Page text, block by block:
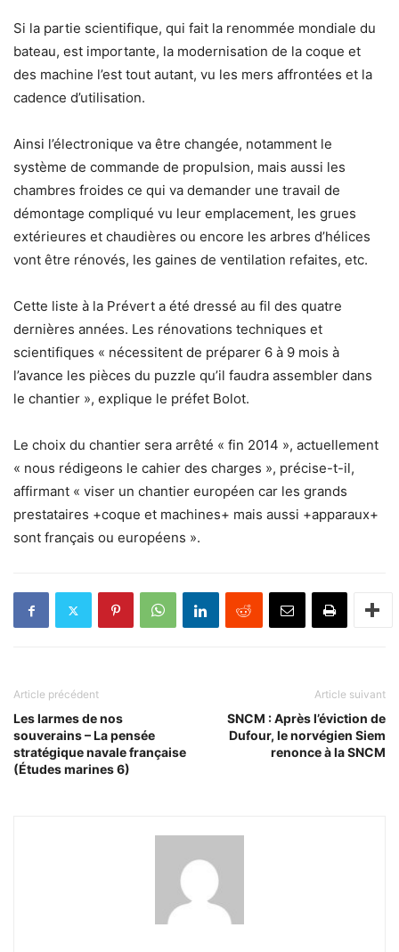
Si la partie scientifique, qui fait la renommée mondiale du
bateau, est importante, la modernisation de la coque et
des machine l’est tout autant, vu les mers affrontées et la
cadence d’utilisation.
Ainsi l’électronique va être changée, notamment le
système de commande de propulsion, mais aussi les
chambres froides ce qui va demander une travail de
démontage compliqué vu leur emplacement, les grues
extérieures et chaudières ou encore les arbres d’hélices
vont être rénovés, les gaines de ventilation refaites, etc.
Cette liste à la Prévert a été dressé au fil des quatre
dernières années. Les rénovations techniques et
scientifiques « nécessitent de préparer 6 à 9 mois à
l’avance les pièces du puzzle qu’il faudra assembler dans
le chantier », explique le préfet Bolot.
Le choix du chantier sera arrêté « fin 2014 », actuellement
« nous rédigeons le cahier des charges », précise-t-il,
affirmant « viser un chantier européen car les grands
prestataires +coque et machines+ mais aussi +apparaux+
sont français ou européens ».
Article précédent
Les larmes de nos
souverains – La pensée
stratégique navale française
(Études marines 6)
Article suivant
SNCM : Après l’éviction de
Dufour, le norvégien Siem
renonce à la SNCM